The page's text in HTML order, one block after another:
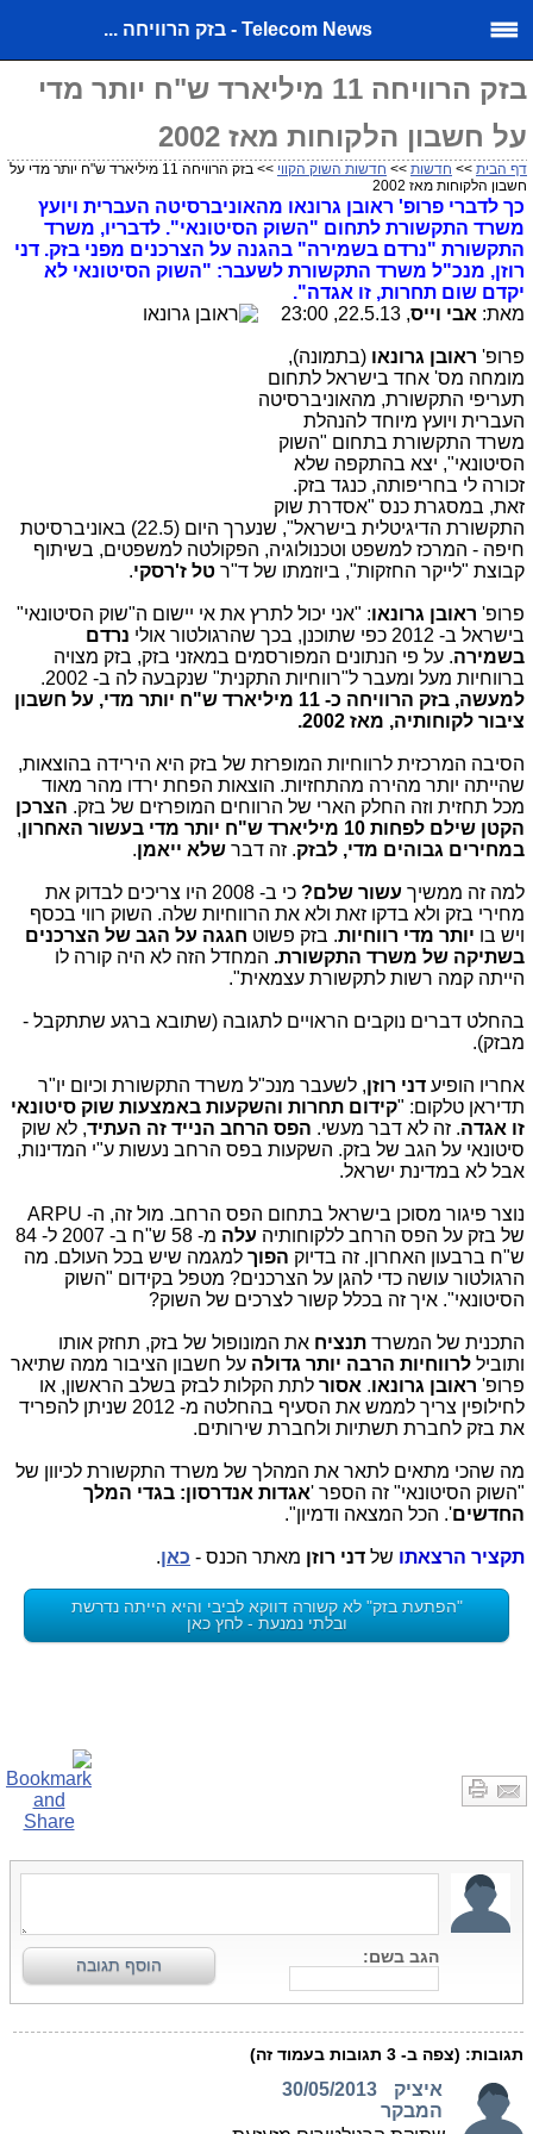
Telecom News - בזק הרוויחה ...
בזק הרוויחה 11 מיליארד ש"ח יותר מדי
על חשבון הלקוחות מאז 2002
דף הבית >> חדשות >> חדשות השוק הקווי
>> בזק הרוויחה 11 מיליארד ש"ח יותר מדי על
חשבון הלקוחות מאז 2002
כך לדברי פרופ' ראובן גרונאו מהאוניברסיטה העברית ויועץ
משרד התקשורת לתחום "השוק הסיטונאי". לדבריו, משרד
התקשורת "נרדם בשמירה" בהגנה על הצרכנים מפני בזק. דני
רוזן, מנכ"ל משרד התקשורת לשעבר: "השוק הסיטונאי לא
יקדם שום תחרות, זו אגדה".
מאת: אבי וייס, 22.5.13, 23:00
פרופ' ראובן גרונאו (בתמונה),
מומחה מס' אחד בישראל לתחום
תעריפי התקשורת, מהאוניברסיטה
העברית ויועץ מיוחד להנהלת
משרד התקשורת בתחום "השוק
הסיטונאי", יצא בהתקפה שלא
זכורה לי בחריפותה, כנגד בזק.
זאת, במסגרת כנס "אסדרת שוק
התקשורת הדיגיטלית בישראל", שנערך היום (22.5) באוניברסיטת
חיפה - המרכז למשפט וטכנולוגיה, הפקולטה למשפטים, בשיתוף
קבוצת "לייקר החזקות", ביוזמתו של ד"ר טל ז'רסקי.
פרופ' ראובן גרונאו: "אני יכול לתרץ את אי יישום ה"שוק הסיטונאי"
בישראל ב- 2012 כפי שתוכנן, בכך שהרגולטור אולי
נרדם
בשמירה. על פי הנתונים המפורסמים במאזני בזק, בזק מצויה
ברווחיות מעל ומעבר ל"רווחיות התקנית" שנקבעה לה ב- 2002.
למעשה, בזק הרוויחה כ- 11 מיליארד ש"ח יותר מדי, על חשבון
ציבור לקוחותיה, מאז 2002.
הסיבה המרכזית לרווחיות המופרזת של בזק היא הירידה בהוצאות,
שהייתה יותר מהירה מהתחזיות. הוצאות הפחת ירדו מהר מאוד
מכל תחזית וזה החלק הארי של הרווחים המופרזים של בזק. הצרכן
הקטן שילם לפחות 10 מיליארד ש"ח יותר מדי בעשור האחרון
,
במחירים גבוהים מדי, לבזק. זה דבר שלא ייאמן.
למה זה ממשיך עשור שלם?
כי ב- 2008 היו צריכים לבדוק את
מחירי בזק ולא בדקו זאת ולא את הרווחיות שלה. השוק רווי בכסף
ויש בו יותר מדי רווחיות. בזק פשוט חגגה על הגב של הצרכנים
בשתיקה של משרד התקשורת. המחדל הזה לא היה קורה לו
הייתה קמה רשות לתקשורת עצמאית".
בהחלט דברים נוקבים הראויים לתגובה (שתובא ברגע שתתקבל -
מבזק).
אחריו הופיע דני רוזן, לשעבר מנכ"ל משרד התקשורת וכיום יו"ר
תדיראן טלקום: "קידום תחרות והשקעות באמצעות שוק סיטונאי
זו אגדה. זה לא דבר מעשי. הפס הרחב הנייד זה העתיד, לא שוק
סיטונאי על הגב של בזק. השקעות בפס הרחב נעשות ע"י המדינות,
אבל לא במדינת ישראל.
נוצר פיגור מסוכן בישראל בתחום הפס הרחב. מול זה, ה- ARPU
של בזק על הפס הרחב ללקוחותיה עלה
מ- 58 ש"ח ב- 2007 ל- 84
ש"ח ברבעון האחרון. זה בדיוק הפוך למגמה שיש בכל העולם. מה
הרגולטור עושה כדי להגן על הצרכנים? מטפל בקידום "השוק
הסיטונאי". איך זה בכלל קשור לצרכים של השוק?
התכנית של המשרד תנציח את המונופול של בזק, תחזק אותו
ותוביל לרווחיות הרבה יותר גדולה על חשבון הציבור ממה שתיאר
פרופ' ראובן גרונאו. אסור לתת הקלות לבזק בשלב הראשון, או
לחילופין צריך לממש את הסעיף בהחלטה מ- 2012 שניתן להפריד
את בזק לחברת תשתיות ולחברת שירותים.
מה שהכי מתאים לתאר את המהלך של משרד התקשורת לכיוון של
"השוק הסיטונאי" זה הספר 'אגדות אנדרסון: בגדי המלך
החדשים'. הכל המצאה ודמיון".
תקציר הרצאתו של דני רוזן מאתר הכנס - כאן.
"הפתעת בזק" לא קשורה דווקא לביבי והיא הייתה נדרשת
ובלתי נמנעת - לחץ כאן